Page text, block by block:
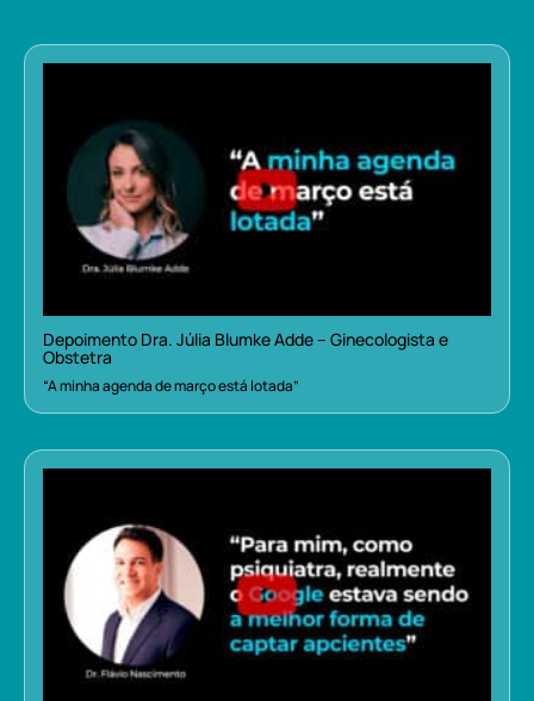
Depoimento Dra. Júlia Blumke Adde – Ginecologista e
Obstetra
“A minha agenda de março está lotada”